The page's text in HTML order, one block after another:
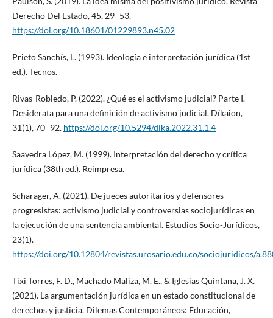
Derecho Del Estado, 45, 29–53.
https://doi.org/10.18601/01229893.n45.02
Prieto Sanchís, L. (1993). Ideología e interpretación jurídica (1st
ed.). Tecnos.
Rivas-Robledo, P. (2022). ¿Qué es el activismo judicial? Parte I.
Desiderata para una definición de activismo judicial. Díkaion,
31(1), 70–92. https://doi.org/10.5294/dika.2022.31.1.4
Saavedra López, M. (1999). Interpretación del derecho y crítica
jurídica (38th ed.). Reimpresa.
Scharager, A. (2021). De jueces autoritarios y defensores
progresistas: activismo judicial y controversias sociojurídicas en
la ejecución de una sentencia ambiental. Estudios Socio-Jurídicos,
23(1).
https://doi.org/10.12804/revistas.urosario.edu.co/sociojuridicos/
Tixi Torres, F. D., Machado Maliza, M. E., & Iglesias Quintana, J. X.
(2021). La argumentación jurídica en un estado constitucional de
derechos y justicia. Dilemas Contemporáneos: Educación,